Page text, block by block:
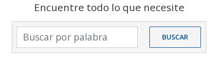
Encuentre todo lo que necesite
Buscar por palabra BUSCAR